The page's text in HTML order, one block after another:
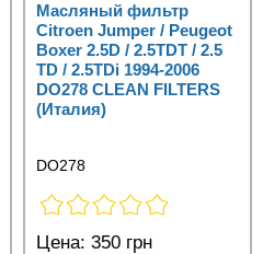
Масляный фильтр
Citroen Jumper / Peugeot
Boxer 2.5D / 2.5TDT / 2.5
TD / 2.5TDi 1994-2006
DO278 CLEAN FILTERS
(Италия)
DO278
Цена: 350 грн